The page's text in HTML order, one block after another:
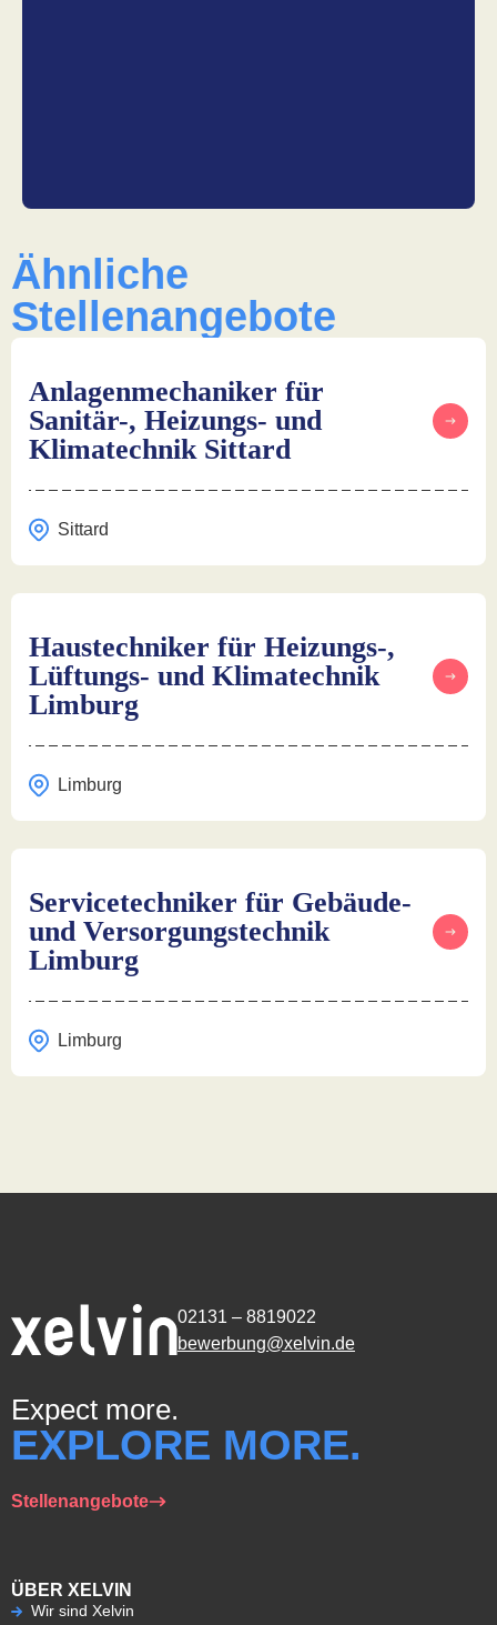
Ähnliche
Stellenangebote
Anlagenmechaniker für
Sanitär-, Heizungs- und
Klimatechnik Sittard
Sittard
Haustechniker für Heizungs-,
Lüftungs- und Klimatechnik
Limburg
Limburg
Servicetechniker für Gebäude-
und Versorgungstechnik
Limburg
Limburg
02131 – 8819022
bewerbung@xelvin.de
Expect more.
EXPLORE MORE.
Stellenangebote
ÜBER XELVIN
Wir sind Xelvin